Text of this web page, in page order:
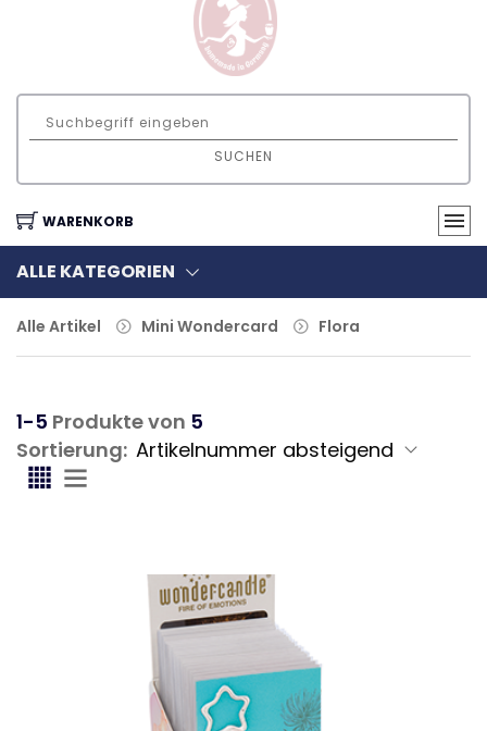
SUCHEN
WARENKORB
ALLE KATEGORIEN
Alle Artikel Mini Wondercard Flora
1-5 Produkte von 5
Sortierung: